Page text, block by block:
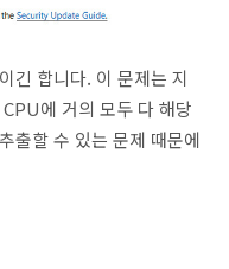
긴 합니다. 이 문제는 지
에 거의 모두 다 해당
출할 수 있는 문제 때문에